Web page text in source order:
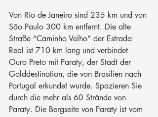
Von Rio de Janeiro sind 235 km und von
São Paulo 300 km entfernt. Die alte
Straße “Caminho Velho” der Estrada
Real ist 710 km lang und verbindet
Ouro Preto mit Paraty, der Stadt der
Golddestination, die von Brasilien nach
Portugal erkundet wurde. Spazieren Sie
durch die mehr als 60 Strände von
Paraty. Die Bergseite von Paraty ist vom